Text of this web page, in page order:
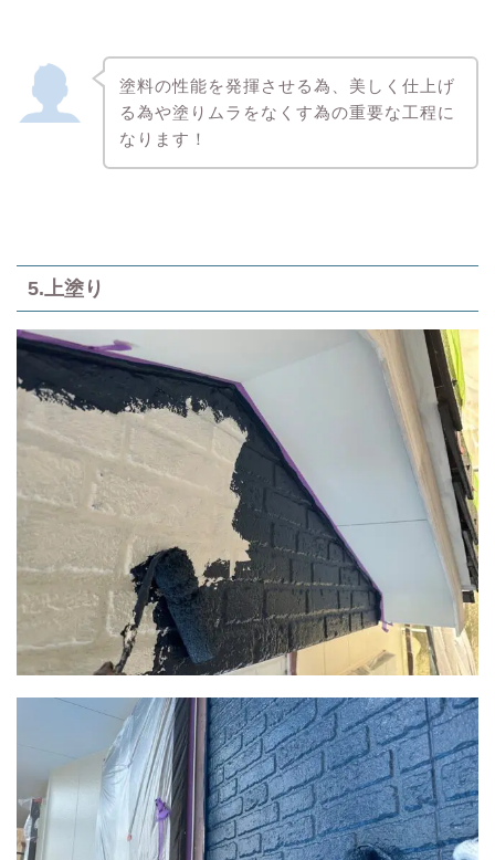
塗料の性能を発揮させる為、美しく仕上げ
る為や塗りムラをなくす為の重要な工程に
なります！
5.上塗り